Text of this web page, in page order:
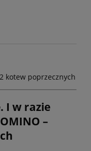
kotew poprzecznych
I w razie
–